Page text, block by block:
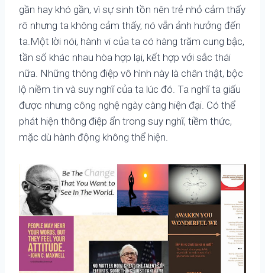
gần hay khó gần, vì sự sinh tồn nên trẻ nhỏ cảm thấy
rõ nhưng ta không cảm thấy, nó vẫn ảnh hưởng đến
ta.Một lời nói, hành vi của ta có hàng trăm cung bậc,
tần số khác nhau hòa hợp lại, kết hợp với sắc thái
nữa. Những thông điệp vô hình này là chân thật, bộc
lộ niềm tin và suy nghĩ của ta lúc đó. Ta nghĩ ta giấu
được nhưng công nghệ ngày càng hiện đại. Có thể
phát hiện thông điệp ẩn trong suy nghĩ, tiềm thức,
mặc dù hành động không thể hiện.